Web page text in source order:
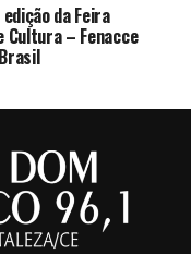
da Feira
Cultura – Fenacce